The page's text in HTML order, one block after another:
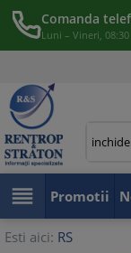
Comanda
Luni – Vineri, 08:30
 Promotii
Esti aici: RS